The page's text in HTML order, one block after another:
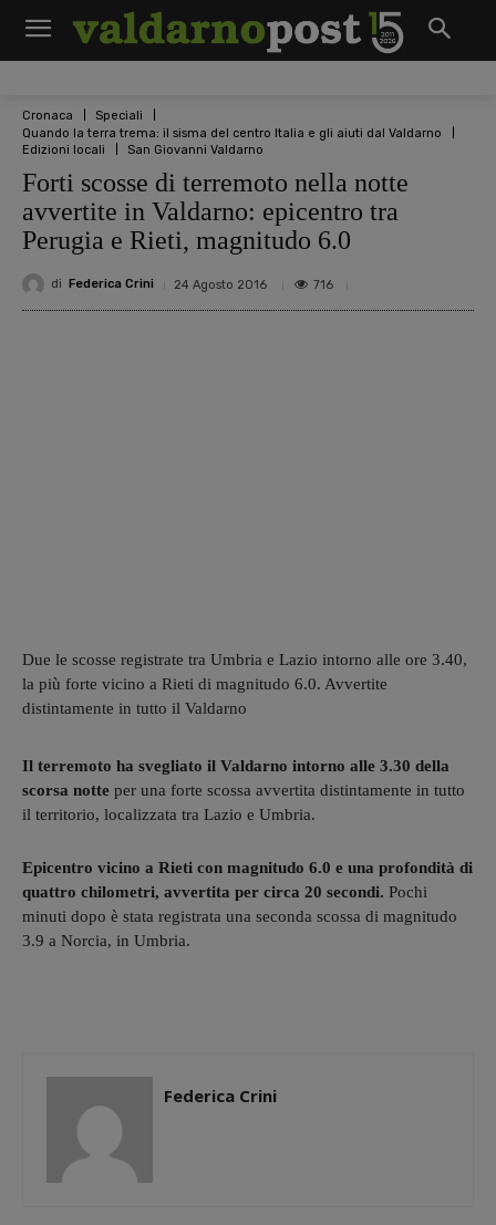
Cronaca
Speciali
Quando la terra trema: il sisma del centro Italia e gli aiuti dal Valdarno
Edizioni locali
San Giovanni Valdarno
Forti scosse di terremoto nella notte
avvertite in Valdarno: epicentro tra
Perugia e Rieti, magnitudo 6.0
di Federica Crini 24 Agosto 2016 716
Due le scosse registrate tra Umbria e Lazio intorno alle ore 3.40,
la più forte vicino a Rieti di magnitudo 6.0. Avvertite
distintamente in tutto il Valdarno
Il terremoto ha svegliato il Valdarno intorno alle 3.30 della
scorsa notte per una forte scossa avvertita distintamente in tutto
il territorio, localizzata tra Lazio e Umbria.
Epicentro vicino a Rieti con magnitudo 6.0 e una profondità di
quattro chilometri, avvertita per circa 20 secondi. Pochi
minuti dopo è stata registrata una seconda scossa di magnitudo
3.9 a Norcia, in Umbria.
Federica Crini